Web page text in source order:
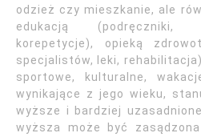
odzież czy mieszkanie, ale
edukacją (podręczniki,
korepetycje), opieką
specjalistów, leki,
sportowe, kulturalne,
wynikające z jego wieku,
wyższe i bardziej
wyższa może być